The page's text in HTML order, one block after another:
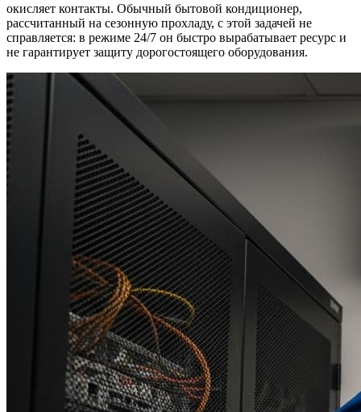
окисляет контакты. Обычный бытовой кондиционер,
рассчитанный на сезонную прохладу, с этой задачей не
справляется: в режиме 24/7 он быстро вырабатывает ресурс и
не гарантирует защиту дорогостоящего оборудования.